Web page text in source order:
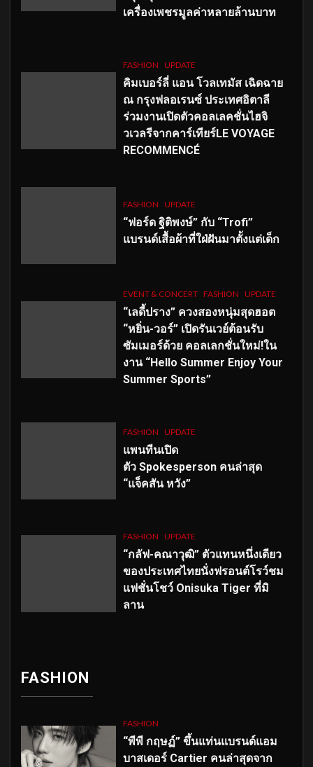
เครื่องเพชรมูลค่าหลายล้านบาท
FASHION UPDATE
คิมเบอร์ลี่ แอน โวลเทมัส เฉิดฉาย
ณ กรุงฟลอเรนซ์ ประเทศอิตาลี
ร่วมงานเปิดตัวคอลเลคชั่นไฮจิ
วเวลรีจากคาร์เทียร์LE VOYAGE
RECOMMENCÉ
FASHION UPDATE
“ฟอร์ด ฐิติพงษ์” กับ “Trofi”
แบรนด์เสื้อผ้าที่ใฝ่ฝันมาตั้งแต่เด็ก
EVENT & CONCERT FASHION UPDATE
“เลดี้ปราง” ควงสองหนุ่มสุดฮอต
“หยิ่น-วอร์” เปิดรันเวย์ต้อนรับ
ซัมเมอร์ด้วย คอลเลกชั่นใหม่!ใน
งาน “Hello Summer Enjoy Your
Summer Sports”
FASHION UPDATE
แพนทีนเปิด
ตัว Spokesperson คนล่าสุด
“แจ็คสัน หวัง”
FASHION UPDATE
“กลัฟ-คณาวุฒิ” ตัวแทนหนึ่งเดียว
ของประเทศไทยนั่งฟรอนต์โรว์ชม
แฟชั่นโชว์ Onisuka Tiger ที่มิ
ลาน
FASHION
FASHION
“พีพี กฤษฏ์” ขึ้นแท่นแบรนด์แอม
บาสเดอร์ Cartier คนล่าสุดจาก